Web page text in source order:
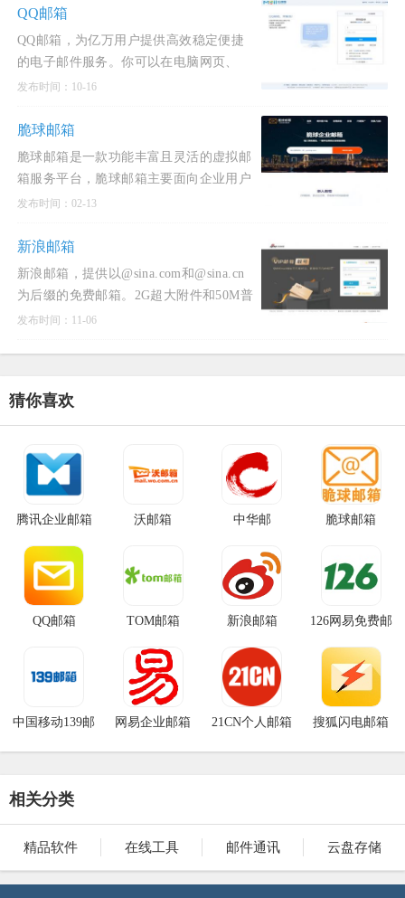
箱，即Gmail，是由Googl
QQ邮箱
QQ邮箱，为亿万用户提供高效稳定便捷
的电子邮件服务。你可以在电脑网页、
iOS/iPad客户端、及Android客户端上使用
件中转站、日历、记事本、
发布时间：10-16
脆球邮箱
脆球邮箱是一款功能丰富且灵活的虚拟邮
箱服务平台，脆球邮箱主要面向企业用户
和个人用户提供服务，支持自定义域名的
择，满足不同用户的需求。
发布时间：02-13
新浪邮箱
新浪邮箱，提供以@sina.com和@sina.cn
为后缀的免费邮箱。2G超大附件和50M普
通附件，容量5G至无限大，整合新浪微博
发布时间：11-06
猜你喜欢
腾讯企业邮箱 沃邮箱 中华邮 脆球邮箱
QQ邮箱 TOM邮箱 新浪邮箱 126网易免费邮
中国移动139邮
网易企业邮箱 21CN个人邮箱 搜狐闪电邮箱
相关分类
精品软件 在线工具 邮件通讯 云盘存储